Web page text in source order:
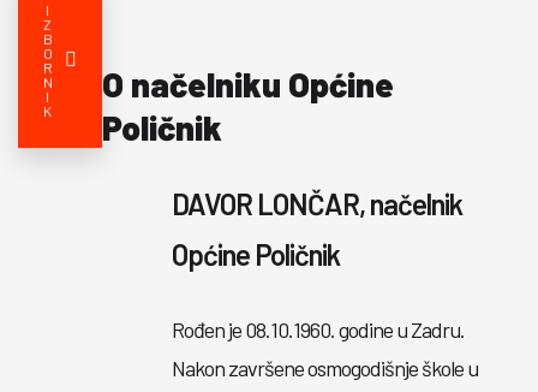
I
Z
B
O
R
N
I
K
O načelniku Općine
Poličnik
DAVOR LONČAR, načelnik
Općine Poličnik
Rođen je 08.10.1960. godine u Zadru.
Nakon završene osmogodišnje škole u